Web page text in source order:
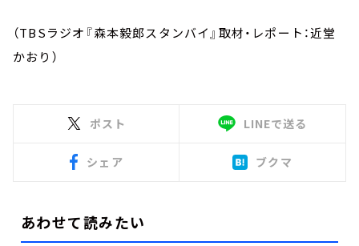
（TBSラジオ『森本毅郎スタンバイ』取材・レポート：近堂
かおり）
ポスト LINEで送る
シェア ブクマ
あわせて読みたい